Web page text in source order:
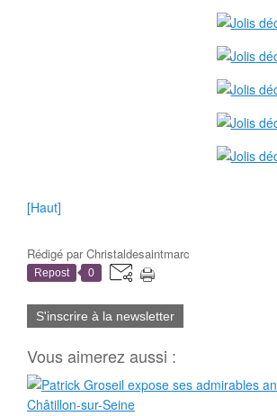
[Haut]
Rédigé parChristaldesaintmarc
Repost 0
S'inscrire à la newsletter
Vous aimerez aussi :